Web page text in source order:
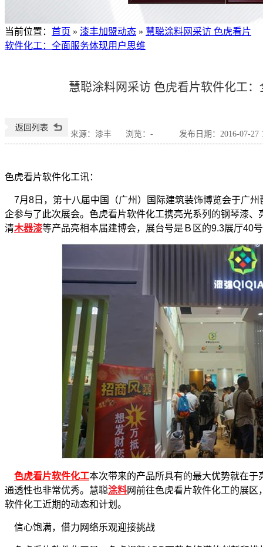
当前位置 ： 首页 » 漆丰加盟动态 » 慧聪涂料网采访 色虎看片
软件化工：全面服务体现用户思维
慧聪涂料网采访 色虎看片软件化工
来源：漆丰 浏览： - 发布日期：2016-07-27
色虎看片软件化工讯：
7月8日，第十八届中国（广州）国际建筑装饰博览会于广
企参与了此次展会。色虎看片软件化工携亮光系列的钢琴漆
清木器漆等产品亮相本届建博会，展台号是Ｂ区的9.3展厅40
色虎看片软件化工本次带来的产品所具有的最大优势就在
通透性也非常优秀。慧聪涂料网前往色虎看片软件化工的展
软件化工近期的动态和计划。
信心饱满，借力网络乐观迎接挑战